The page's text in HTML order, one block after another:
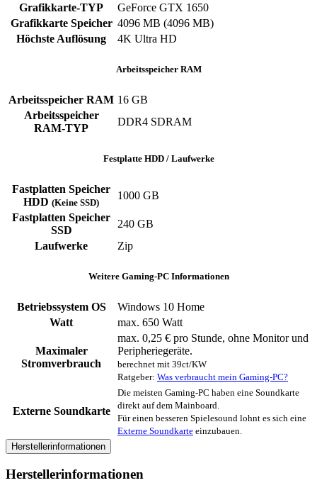
Grafikkarte-TYP
GeForce GTX 1650
Grafikkarte Speicher ‎4096 MB (4096 MB)
Höchste Auflösung
4K Ultra HD
Arbeitsspeicher RAM
Arbeitsspeicher RAM ‎16 GB
Arbeitsspeicher
RAM-TYP
‎DDR4 SDRAM
Festplatte HDD / Laufwerke
Fastplatten Speicher
HDD (Keine SSD)
1000 GB
Fastplatten Speicher
SSD
240 GB
Laufwerke
‎Zip
Weitere Gaming-PC Informationen
Betriebssystem OS
Windows 10 Home
Watt
max. 650 Watt
Maximaler
Stromverbrauch
max. 0,25 € pro Stunde, ohne Monitor und
Peripheriegeräte.
berechnet mit 39ct/KW
Ratgeber: Was verbraucht mein Gaming-PC?
Externe Soundkarte
Die meisten Gaming-PC haben eine Soundkarte
direkt auf dem Mainboard.
Für einen besseren Spielesound lohnt es sich eine
Externe Soundkarte einzubauen.
Herstellerinformationen
Herstellerinformationen